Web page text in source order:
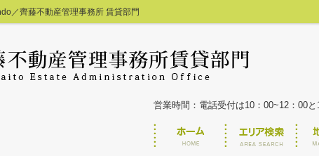
／齊藤不動産管理事務所 賃貸部門
営業時間：電話受付は10：00~12：00